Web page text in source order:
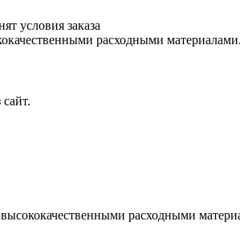
условия заказа
расходными
расходными